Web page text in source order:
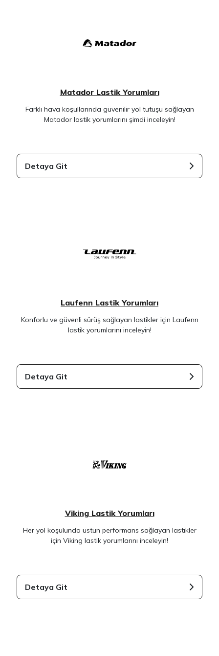
Matador Lastik Yorumları
Farklı hava koşullarında güvenilir yol tutuşu sağlayan
Matador lastik yorumlarını şimdi inceleyin!
Detaya Git
Laufenn Lastik Yorumları
Konforlu ve güvenli sürüş sağlayan lastikler için Laufenn
lastik yorumlarını inceleyin!
Detaya Git
Viking Lastik Yorumları
Her yol koşulunda üstün performans sağlayan lastikler
için Viking lastik yorumlarını inceleyin!
Detaya Git